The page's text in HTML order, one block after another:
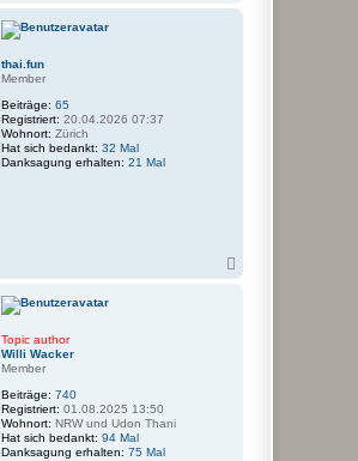
thai.fun
Member
Beiträge: 65
Registriert: 20.04.2026 07:37
Wohnort: Zürich
Hat sich bedankt: 32 Mal
Danksagung erhalten: 21 Mal
Topic author
Willi Wacker
Member
Beiträge: 740
Registriert: 01.08.2025 13:50
Wohnort: NRW und Udon Thani
Hat sich bedankt: 94 Mal
Danksagung erhalten: 75 Mal